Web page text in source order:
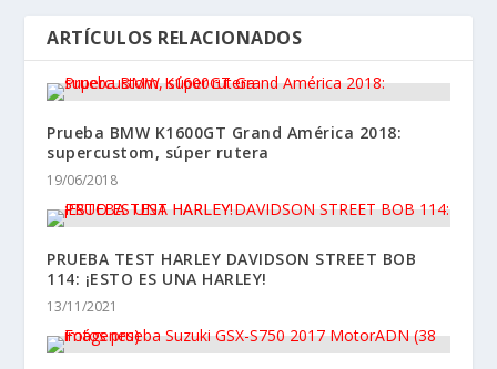
ARTÍCULOS RELACIONADOS
Prueba BMW K1600GT Grand América 2018:
supercustom, súper rutera
19/06/2018
PRUEBA TEST HARLEY DAVIDSON STREET BOB
114: ¡ESTO ES UNA HARLEY!
13/11/2021